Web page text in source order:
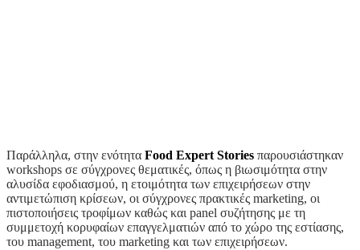
Παράλληλα, στην ενότητα Food Expert Stories παρουσιάστηκαν
workshops σε σύγχρονες θεματικές, όπως η βιωσιμότητα στην
αλυσίδα εφοδιασμού, η ετοιμότητα των επιχειρήσεων στην
αντιμετώπιση κρίσεων, οι σύγχρονες πρακτικές marketing, οι
πιστοποιήσεις τροφίμων καθώς και panel συζήτησης με τη
συμμετοχή κορυφαίων επαγγελματιών από το χώρο της εστίασης,
του management, του marketing και των επιχειρήσεων.